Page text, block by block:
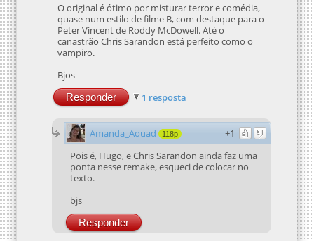
O original é ótimo por misturar terror e comédia,
quase num estilo de filme B, com destaque para o
Peter Vincent de Roddy McDowell. Até o
canastrão Chris Sarandon está perfeito como o
vampiro.
Bjos
Responder 1 resposta
+1
Amanda_Aouad 118p
Pois é, Hugo, e Chris Sarandon ainda faz uma
ponta nesse remake, esqueci de colocar no
texto.
bjs
Responder